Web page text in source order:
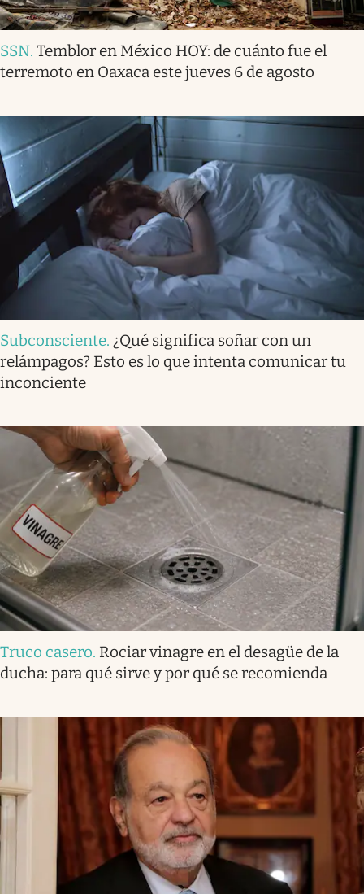
SSN. Temblor en México HOY: de cuánto fue el
terremoto en Oaxaca este jueves 6 de agosto
Subconsciente. ¿Qué significa soñar con un
relámpagos? Esto es lo que intenta comunicar tu
inconciente
Truco casero. Rociar vinagre en el desagüe de la
ducha: para qué sirve y por qué se recomienda